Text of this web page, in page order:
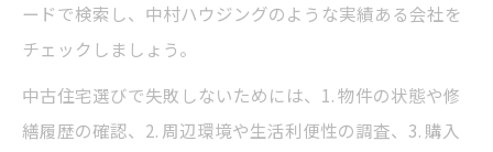
ードで検索し、中村ハウジングのような実績ある会社を
チェックしましょう。
中古住宅選びで失敗しないためには、1. 物件の状態や修
繕履歴の確認、2. 周辺環境や生活利便性の調査、3. 購入